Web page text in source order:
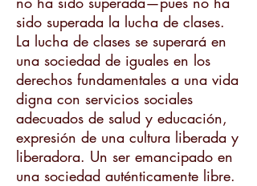
sido superada la lucha de clases.
La lucha de clases se superará en
una sociedad de iguales en los
derechos fundamentales a una vida
digna con servicios sociales
adecuados de salud y educación,
expresión de una cultura liberada y
liberadora. Un ser emancipado en
una sociedad auténticamente libre.